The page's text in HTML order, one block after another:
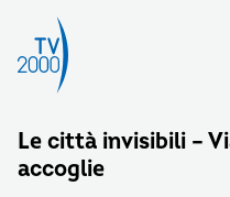
Le città invisibili –
accoglie